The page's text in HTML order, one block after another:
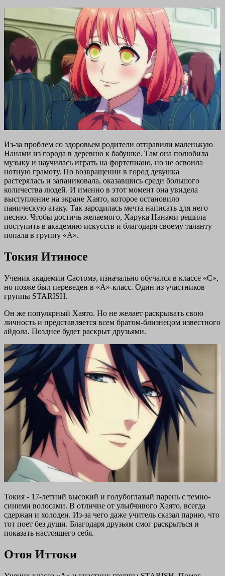
Из-за проблем со здоровьем родители отправили маленькую
Нанами из города в деревню к бабушке. Там она полюбила
музыку и научилась играть на фортепиано, но не освоила
нотную грамоту. По возвращении в город девушка
растерялась и запаниковала, оказавшись среди большого
количества людей. И именно в этот момент она увидела
выступление на экране Хаято, которое остановило
паническую атаку. Так зародилась мечта написать для него
песню. Чтобы достичь желаемого, Харука Нанами решила
поступить в академию искусств и благодаря своему таланту
попала в группу «А».
Токия Итиносе
Ученик академии Саотомэ, изначально обучался в классе «С»,
но позже был переведен в «А»-класс. Один из участников
группы STARISH.
Он же популярный Хаято. Но не желает раскрывать свою
личность и представляется всем братом-близнецом известного
айдола. Позднее будет раскрыт друзьями.
Токия - 17-летний высокий и голубоглазый парень с темно-
синими волосами. В отличие от улыбчивого Хаято, всегда
сдержан и холоден. Из-за чего даже учитель сказал парню, что
тот поет без души. Благодаря друзьям смог раскрыться и
показать настоящего себя.
Отоя Иттоки